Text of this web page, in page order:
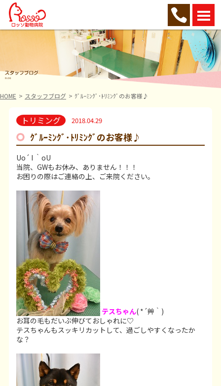
HOME スタッフブログ ｸﾞﾙｰﾐﾝｸﾞ･ﾄﾘﾐﾝｸﾞのお客様♪
トリミング 2018.04.29
ｸﾞﾙｰﾐﾝｸﾞ･ﾄﾘﾐﾝｸﾞのお客様♪
Uo´ I ｀oU
当院、GWもお休み、ありません！！！
お困りの際はご連絡の上、ご来院ください。
テスちゃん( *´艸｀)
お耳の毛もだいぶ伸びておしゃれに♡
テスちゃんもスッキリカットして、過ごしやすくなったか
な？